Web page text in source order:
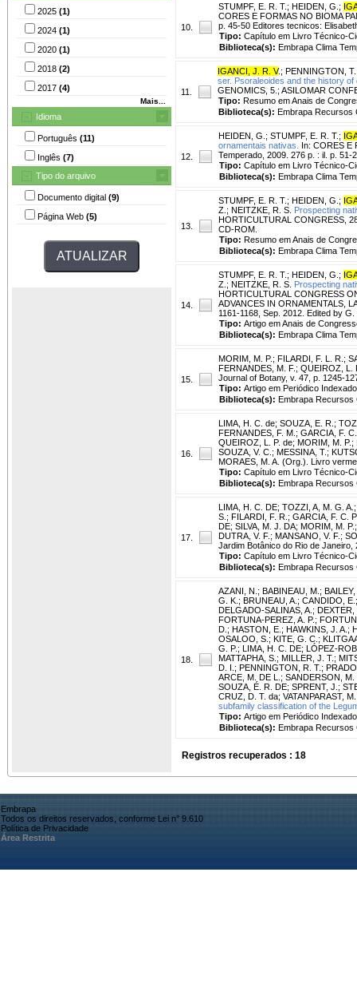
2025 (1)
2024 (1)
2020 (1)
2018 (2)
2017 (4)
Mais...
Idioma
Português (11)
Inglês (7)
Tipo do arquivo
Documento digital (9)
Página Web (5)
10.
STUMPF, E. R. T. ; HEIDEN, G. ;
CORES E FORMAS NO BIOMA
p. 45-50 Editores tecnicos:
Tipo: Capítulo em Livro Técnico-
Biblioteca(s): Embrapa Clima
11.
IGANCI, J. R. V.; PENNINGTON, T.
ser. Psoraleoides and the history
GENOMICS, 5.; ASILOMAR
Tipo: Resumo em Anais de
Biblioteca(s): Embrapa Recursos
12.
HEIDEN, G. ; STUMPF, E. R. T. ;
ornamentais nativas.
In: CORES E
Temperado, 2009. 276 p. : il. p. 51-
Tipo: Capítulo em Livro Técnico-
Biblioteca(s): Embrapa Clima
13.
STUMPF, E. R. T. ; HEIDEN, G. ;
Z. ; NEITZKE, R. S. Prospecting
HORTICULTURAL CONGRESS,
CD-ROM.
Tipo: Resumo em Anais de
Biblioteca(s): Embrapa Clima
14.
STUMPF, E. R. T. ; HEIDEN, G. ;
Z. ; NEITZKE, R. S. Prospecting
HORTICULTURAL CONGRESS
ADVANCES IN ORNAMENTALS,
1161-1168, Sep. 2012. Edited by
Tipo: Artigo em Anais de
Biblioteca(s): Embrapa Clima
15.
MORIM, M. P. ; FILARDI, F. L. R. ;
FERNANDES, M. F. ; QUEIROZ, L.
Journal of Botany, v. 47, p. 1245-
Tipo: Artigo em Periódico Indexado
Biblioteca(s): Embrapa Recursos
16.
LIMA, H. C. de; SOUZA, E. R. ;
FERNANDES, F. M. ; GARCIA, F.
QUEIROZ, L. P. de; MORIM, M. P. ;
SOUZA, V. C. ; MESSINA, T. ;
MORAES, M. A. (Org.). Livro
Tipo: Capítulo em Livro Técnico-
Biblioteca(s): Embrapa Recursos
17.
LIMA, H. C. DE; TOZZI, A, M. G. A.
S. ; FILARDI, F. R. ; GARCIA, F. C.
DE; SILVA, M. J. DA; MORIM, M. P.
DUTRA, V. F. ; MANSANO, V. F. ;
Jardim Botânico do Rio de Janeiro,
Tipo: Capítulo em Livro Técnico-
Biblioteca(s): Embrapa Recursos
18.
AZANI, N. ; BABINEAU, M. ;
G. K. ; BRUNEAU, A. ; CANDIDO, E.
DELGADO-SALINAS, A. ; DEXTER,
FORTUNA-PEREZ, A. P. ;
D. ; HASTON, E. ; HAWKINS, J. A. ;
OSALOO, S. ; KITE, G. C. ;
G. P. ; LIMA, H. C. DE; LÓPEZ-
MATTAPHA, S. ; MILLER, J. T. ;
D. I. ; PENNINGTON, R. T. ;
ARCE, M. DE L. ; SANDERSON, M.
SOUZA, É. R. DE; SPRENT, J. ;
CRUZ, D. T. da; VATANPARAST, M.
subfamily classification of the
Tipo: Artigo em Periódico Indexado
Biblioteca(s): Embrapa Recursos
Registros recuperados : 18
Embrapa
Todos os direitos reservados, conforme Lei n° 9.610
Política de Privacidade
Área Restrita